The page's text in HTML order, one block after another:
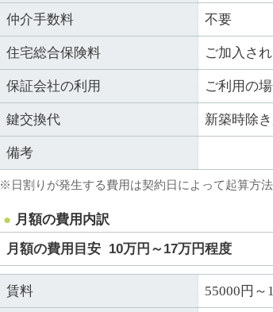
仲介手数料 不要
住宅総合保険料 ご加入さ
保証会社の利用 ご利用の
鍵交換代 新築時除
備考
※日割りが発生する費用は契約日によって起算方法
月額の費用内訳
月額の費用目安 10万円～17万円程度
賃料 55000円～